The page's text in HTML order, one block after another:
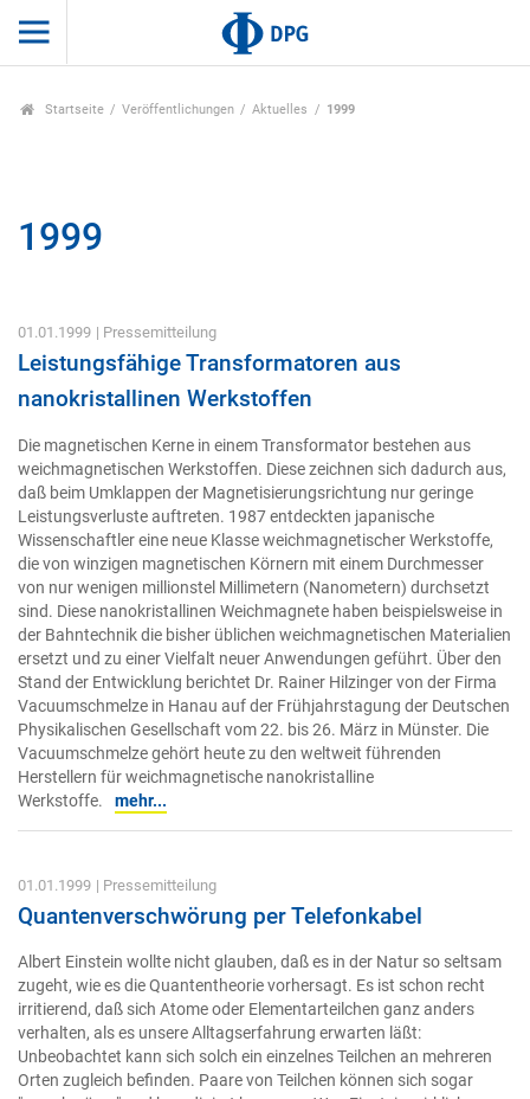
Startseite Veröffentlichungen Aktuelles 1999
1999
01.01.1999 | Pressemitteilung
Leistungsfähige Transformatoren aus
nanokristallinen Werkstoffen
Die magnetischen Kerne in einem Transformator bestehen aus
weichmagnetischen Werkstoffen. Diese zeichnen sich dadurch aus,
daß beim Umklappen der Magnetisierungsrichtung nur geringe
Leistungsverluste auftreten. 1987 entdeckten japanische
Wissenschaftler eine neue Klasse weichmagnetischer Werkstoffe,
die von winzigen magnetischen Körnern mit einem Durchmesser
von nur wenigen millionstel Millimetern (Nanometern) durchsetzt
sind. Diese nanokristallinen Weichmagnete haben beispielsweise in
der Bahntechnik die bisher üblichen weichmagnetischen Materialien
ersetzt und zu einer Vielfalt neuer Anwendungen geführt. Über den
Stand der Entwicklung berichtet Dr. Rainer Hilzinger von der Firma
Vacuumschmelze in Hanau auf der Frühjahrstagung der Deutschen
Physikalischen Gesellschaft vom 22. bis 26. März in Münster. Die
Vacuumschmelze gehört heute zu den weltweit führenden
Herstellern für weichmagnetische nanokristalline
Werkstoffe.
mehr...
01.01.1999 | Pressemitteilung
Quantenverschwörung per Telefonkabel
Albert Einstein wollte nicht glauben, daß es in der Natur so seltsam
zugeht, wie es die Quantentheorie vorhersagt. Es ist schon recht
irritierend, daß sich Atome oder Elementarteilchen ganz anders
verhalten, als es unsere Alltagserfahrung erwarten läßt:
Unbeobachtet kann sich solch ein einzelnes Teilchen an mehreren
Orten zugleich befinden. Paare von Teilchen können sich sogar